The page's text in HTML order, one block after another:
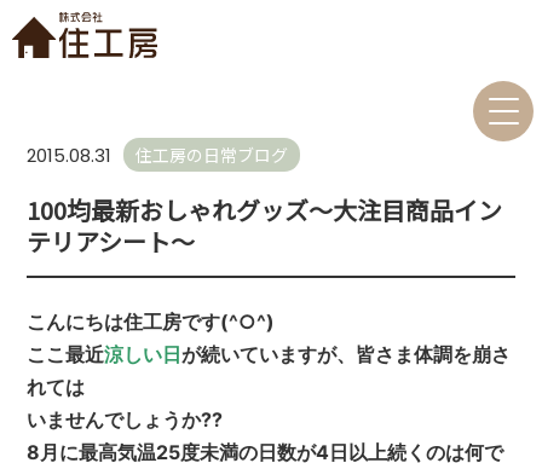
2015.08.31 住工房の日常ブログ
100均最新おしゃれグッズ～大注目商品イン
テリアシート～
こんにちは住工房です(^○^)
ここ最近涼しい日が続いていますが、皆さま体調を崩さ
れては
いませんでしょうか??
8月に最高気温25度未満の日数が4日以上続くのは何で